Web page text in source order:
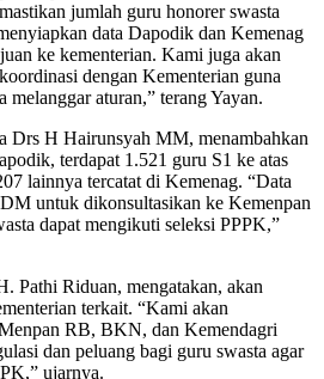
jumlah guru honorer swasta
data Dapodik dan Kemenag
ke kementerian. Kami juga akan
dengan Kementerian guna
melanggar aturan,” terang Yayan.
Drs H Hairunsyah MM, menambahkan
terdapat 1.521 guru S1 ke atas
lainnya tercatat di Kemenag. “Data
untuk dikonsultasikan ke Kemenpan
dapat mengikuti seleksi PPPK,”
Pathi Riduan, mengatakan, akan
terkait. “Kami akan
RB, BKN, dan Kemendagri
dan peluang bagi guru swasta agar
ujarnya.